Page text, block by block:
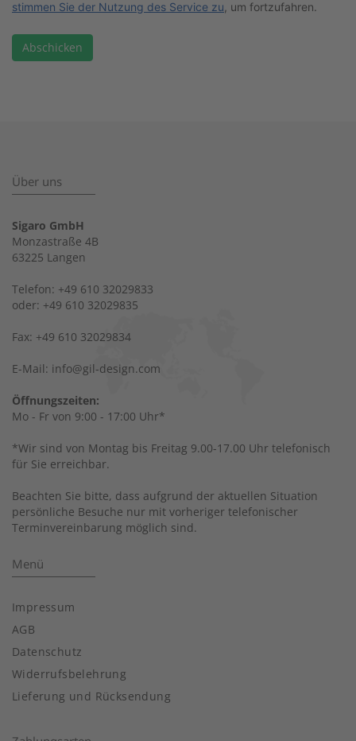
stimmen Sie der Nutzung des Service zu , um fortzufahren.
Abschicken
Über uns
Sigaro GmbH
Monzastraße 4B
63225 Langen
Telefon: +49 610 32029833
oder: +49 610 32029835
Fax: +49 610 32029834
E-Mail: info@gil-design.com
Öffnungszeiten:
Mo - Fr von 9:00 - 17:00 Uhr*
*Wir sind von Montag bis Freitag 9.00-17.00 Uhr telefonisch
für Sie erreichbar.
Beachten Sie bitte, dass aufgrund der aktuellen Situation
persönliche Besuche nur mit vorheriger telefonischer
Terminvereinbarung möglich sind.
Menü
Impressum
AGB
Datenschutz
Widerrufsbelehrung
Lieferung und Rücksendung